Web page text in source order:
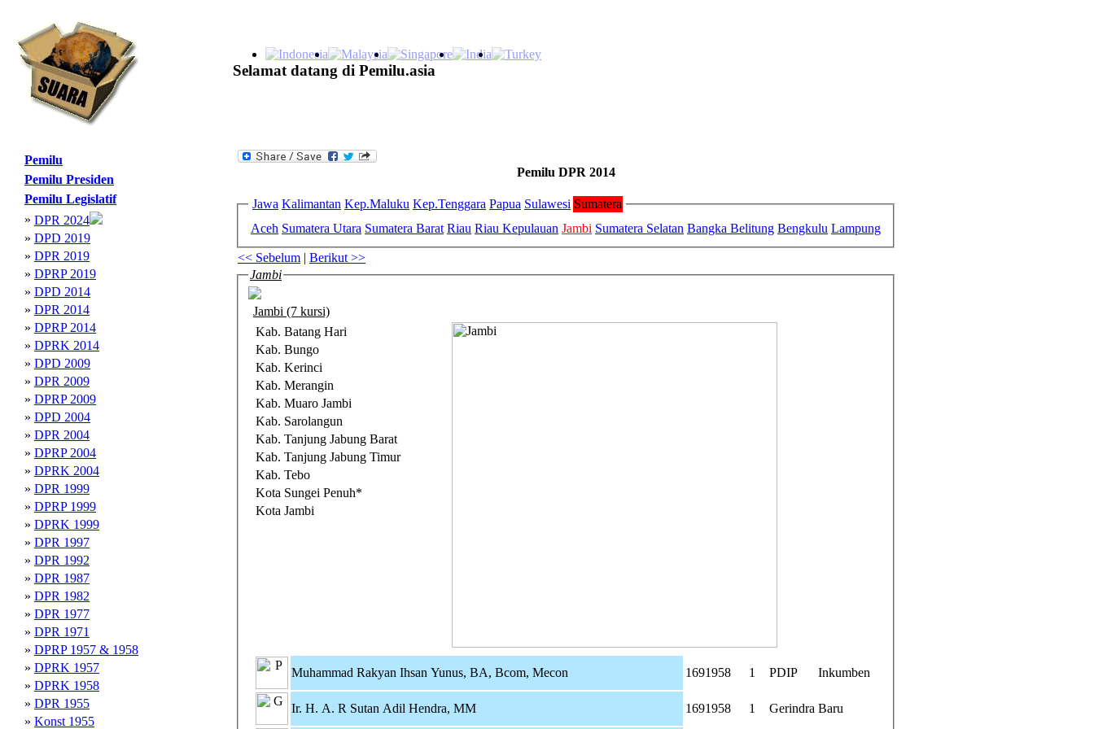
Selamat datang di Pemilu.asia
Pemilu
Pemilu Presiden
Pemilu Legislatif
» DPR 2024
» DPD 2019
» DPR 2019
» DPRP 2019
» DPD 2014
» DPR 2014
» DPRP 2014
» DPRK 2014
» DPD 2009
» DPR 2009
» DPRP 2009
» DPD 2004
» DPR 2004
» DPRP 2004
» DPRK 2004
» DPR 1999
» DPRP 1999
» DPRK 1999
» DPR 1997
» DPR 1992
» DPR 1987
» DPR 1982
» DPR 1977
» DPR 1971
» DPRP 1957 & 1958
» DPRK 1957
» DPRK 1958
» DPR 1955
» Konst 1955
Pemilu DPR 2014
Jawa Kalimantan Kep.Maluku Kep.Tenggara Papua Sulawesi Sumatera
Aceh Sumatera Utara Sumatera Barat Riau Riau Kepulauan Jambi Sumatera Selatan Bangka Belitung Bengkulu Lampung
<< Sebelum | Berikut >>
Jambi
Jambi (7 kursi)
Kab. Batang Hari
Kab. Bungo
Kab. Kerinci
Kab. Merangin
Kab. Muaro Jambi
Kab. Sarolangun
Kab. Tanjung Jabung Barat
Kab. Tanjung Jabung Timur
Kab. Tebo
Kota Sungei Penuh*
Kota Jambi
Muhammad Rakyan Ihsan Yunus, BA, Bcom, Mecon 1691958 1 PDIP Inkumben
Ir. H. A. R Sutan Adil Hendra, MM 1691958 1 Gerindra Baru